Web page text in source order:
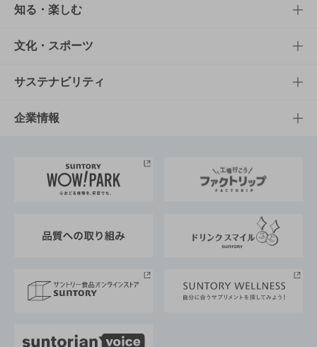
商品TOP
商品一覧
商品発売情報
栄養成分一覧
知る・楽しむ
知る・楽しむTOP
キャンペーン
工場見学
地域情報
文化・スポーツ
文化・スポーツTOP
サントリーホール
サントリーサンバーズ大阪
サステナビリティ
サステナビリティTOP
サントリーが考えるサステナビリティ経営
企業情報
企業概要
採用情報